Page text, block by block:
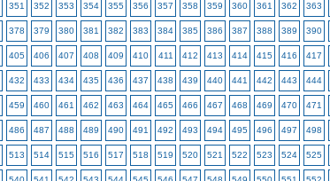
351 352 353 354 355 356 357 358 359 360 361 362 363
378 379 380 381 382 383 384 385 386 387 388 389 390
405 406 407 408 409 410 411 412 413 414 415 416 417
432 433 434 435 436 437 438 439 440 441 442 443 444
459 460 461 462 463 464 465 466 467 468 469 470 471
486 487 488 489 490 491 492 493 494 495 496 497 498
513 514 515 516 517 518 519 520 521 522 523 524 525